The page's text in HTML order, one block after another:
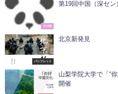
その他
第19回中国（深セ
パンフレット
北京新発見
山梨学院大学で「“
開催